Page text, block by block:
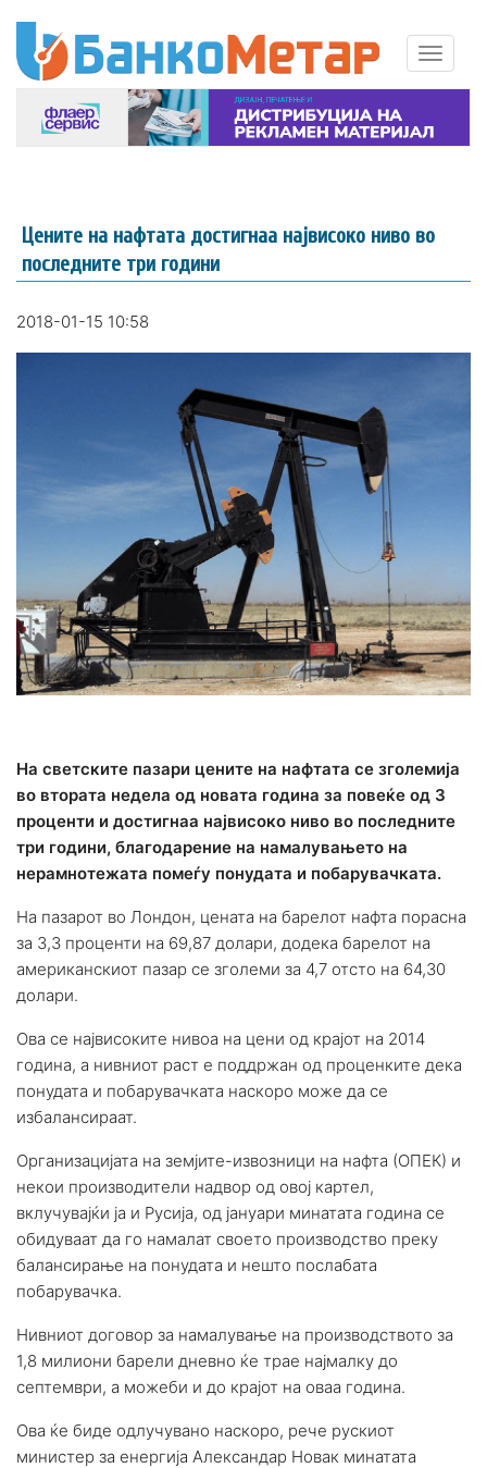
Цените на нафтата достигнаа највисоко ниво во
последните три години
2018-01-15 10:58
На светските пазари цените на нафтата се зголемија
во втората недела од новата година за повеќе од 3
проценти и достигнаа највисоко ниво во последните
три години, благодарение на намалувањето на
нерамнотежата помеѓу понудата и побарувачката.
На пазарот во Лондон, цената на барелот нафта порасна
за 3,3 проценти на 69,87 долари, додека барелот на
американскиот пазар се зголеми за 4,7 отсто на 64,30
долари.
Ова се највисоките нивоа на цени од крајот на 2014
година, а нивниот раст е поддржан од проценките дека
понудата и побарувачката наскоро може да се
избалансираат.
Организацијата на земјите-извозници на нафта (ОПЕК) и
некои производители надвор од овој картел,
вклучувајќи ја и Русија, од јануари минатата година се
обидуваат да го намалат своето производство преку
балансирање на понудата и нешто послабата
побарувачка.
Нивниот договор за намалување на производството за
1,8 милиони барели дневно ќе трае најмалку до
септември, а можеби и до крајот на оваа година.
Ова ќе биде одлучувано наскоро, рече рускиот
министер за енергија Александар Новак минатата